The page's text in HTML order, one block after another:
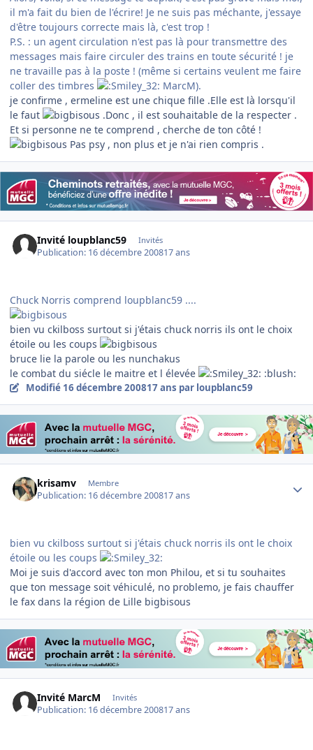
il m'a fait du bien de l'écrire! Je ne suis pas méchante, j'essaye
d'être toujours correcte mais là, c'est trop !
P.S. : un agent circulation n'est pas là pour transmettre des
messages mais faire circuler des trains en toute sécurité ! je
ne travaille pas à la poste ! (même si certains veulent me faire
coller des timbres
MarcM).
je confirme , ermeline est une chique fille .Elle est là lorsqu'il
le faut
.Donc , il est souhaitable de la respecter .
Et si personne ne te comprend , cherche de ton côté !
Pas psy , non plus et je n'ai rien compris .
Invité loupblanc59 Invités
Publication: 16 décembre 200817 ans
Chuck Norris comprend loupblanc59 ....
bien vu ckilboss surtout si j'étais chuck norris ils ont le choix
étoile ou les coups
bruce lie la parole ou les nunchakus
le combat du siécle le maitre et l élevée
:blush:
Modifié 16 décembre 200817 ans par loupblanc59
krisamv Membre
Publication: 16 décembre 200817 ans
bien vu ckilboss surtout si j'étais chuck norris ils ont le choix
étoile ou les coups
Moi je suis d'accord avec ton mon Philou, et si tu souhaites
que ton message soit véhiculé, no problemo, je fais chauffer
le fax dans la région de Lille bigbisous
Invité MarcM Invités
Publication: 16 décembre 200817 ans